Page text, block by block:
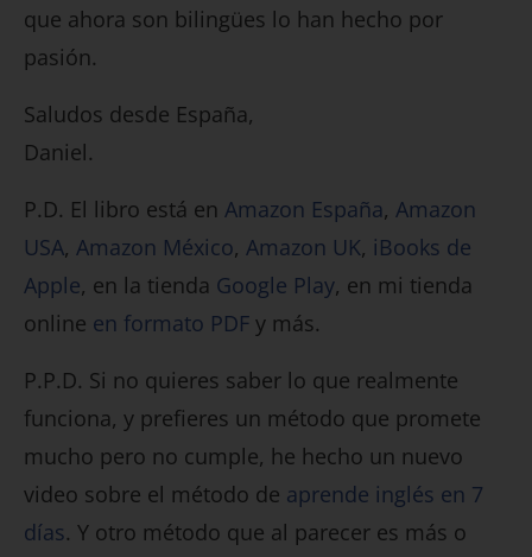
que ahora son bilingües lo han hecho por
pasión.
Saludos desde España,
Daniel.
P.D. El libro está en Amazon España, Amazon
USA, Amazon México, Amazon UK, iBooks de
Apple, en la tienda Google Play, en mi tienda
online en formato PDF y más.
P.P.D. Si no quieres saber lo que realmente
funciona, y prefieres un método que promete
mucho pero no cumple, he hecho un nuevo
video sobre el método de aprende inglés en 7
días. Y otro método que al parecer es más o